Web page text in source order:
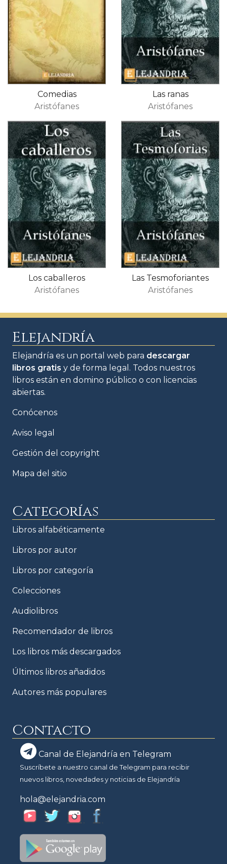
Comedias
Aristófanes
Las ranas
Aristófanes
Los caballeros
Aristófanes
Las Tesmoforiantes
Aristófanes
Elejandría
Elejandría es un portal web para descargar
libros gratis y de forma legal. Todos nuestros
libros están en domino público o con licencias
abiertas.
Conócenos
Aviso legal
Gestión del copyright
Mapa del sitio
Categorías
Libros alfabéticamente
Libros por autor
Libros por categoría
Colecciones
Audiolibros
Recomendador de libros
Los libros más descargados
Últimos libros añadidos
Autores más populares
Contacto
Canal de Elejandría en Telegram
Suscríbete a nuestro canal de Telegram para recibir
nuevos libros, novedades y noticias de Elejandría
hola@elejandria.com